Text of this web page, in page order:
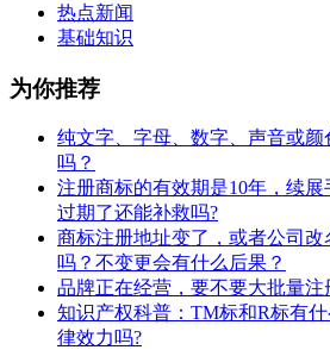
热点新闻
基础知识
为你推荐
纯文字、字母、数字、声音或
吗？
注册商标的有效期是10年，续
过期了还能补救吗?
商标注册地址变了，或者公司
吗？不变更会有什么后果？
品牌正在经营，要不要大批量注
知识产权科普：TM标和R标有
律效力吗?